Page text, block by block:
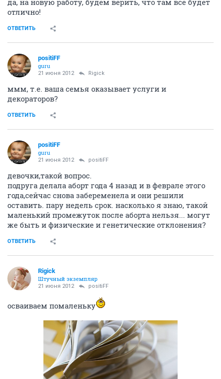
да, на новую работу, будем верить, что там все будет
отлично!
ОТВЕТИТЬ
positiFF
guru
21 июня 2012 Rigick
ммм, т.е. ваша семья оказывает услуги и
декораторов?
ОТВЕТИТЬ
positiFF
guru
21 июня 2012 positiFF
девочки,такой вопрос.
подруга делала аборт года 4 назад и в феврале этого
года,сейчас снова забеременела и они решили
оставить. пару недель срок. насколько я знаю, такой
маленький промежуток после аборта нельзя... могут
же быть и физические и генетические отклонения?
ОТВЕТИТЬ
Rigick
Штучный экземпляр
21 июня 2012 positiFF
осваиваем помаленьку